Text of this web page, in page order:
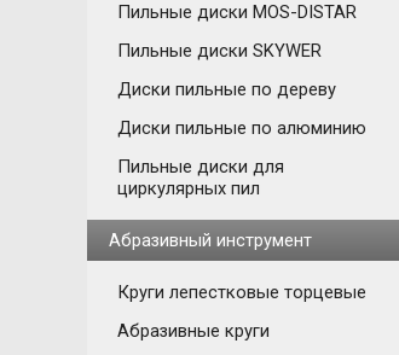
Пильные диски MOS-DISTAR
Пильные диски SKYWER
Диски пильные по дереву
Диски пильные по алюминию
Пильные диски для
циркулярных пил
Абразивный инструмент
Круги лепестковые торцевые
Абразивные круги